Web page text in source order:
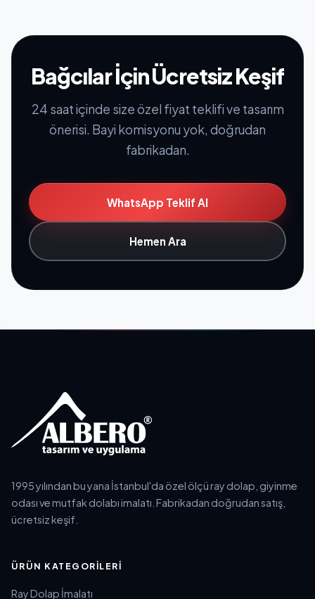
Bağcılar İçin Ücretsiz Keşif
24 saat içinde size özel fiyat teklifi ve tasarım
önerisi. Bayi komisyonu yok, doğrudan
fabrikadan.
WhatsApp Teklif Al
Hemen Ara
1995 yılından bu yana İstanbul'da özel ölçü ray dolap, giyinme
odası ve mutfak dolabı imalatı. Fabrikadan doğrudan satış,
ücretsiz keşif.
ÜRÜN KATEGORILERI
Ray Dolap İmalatı